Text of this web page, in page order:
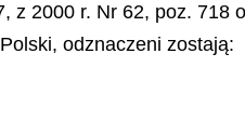
z 2000 r. Nr 62, poz. 718
odznaczeni zostają: